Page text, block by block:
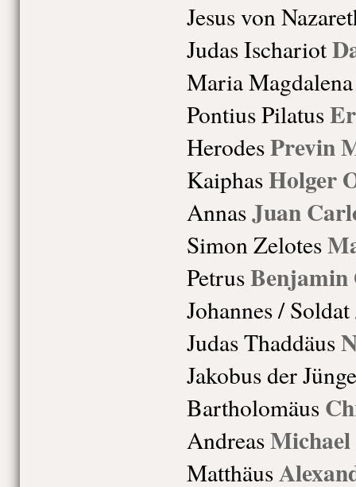
Jesus von
Judas Ischariot
Maria Magdalena
Pontius Pilatus
HerodesPrevin
KaiphasHolger
AnnasJuan
Simon Zelotes
PetrusBenjamin
Johannes / Soldat
Judas Thaddäus
Jakobus der
Bartholomäus
Andreas
Matthäus